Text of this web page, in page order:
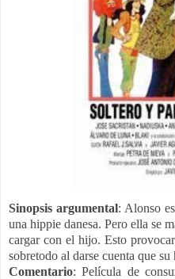
Sinopsis argumental: Alonso
una hippie danesa. Pero ella se
cargar con el hijo. Esto
sobretodo al darse cuenta que
Comentario: Película de